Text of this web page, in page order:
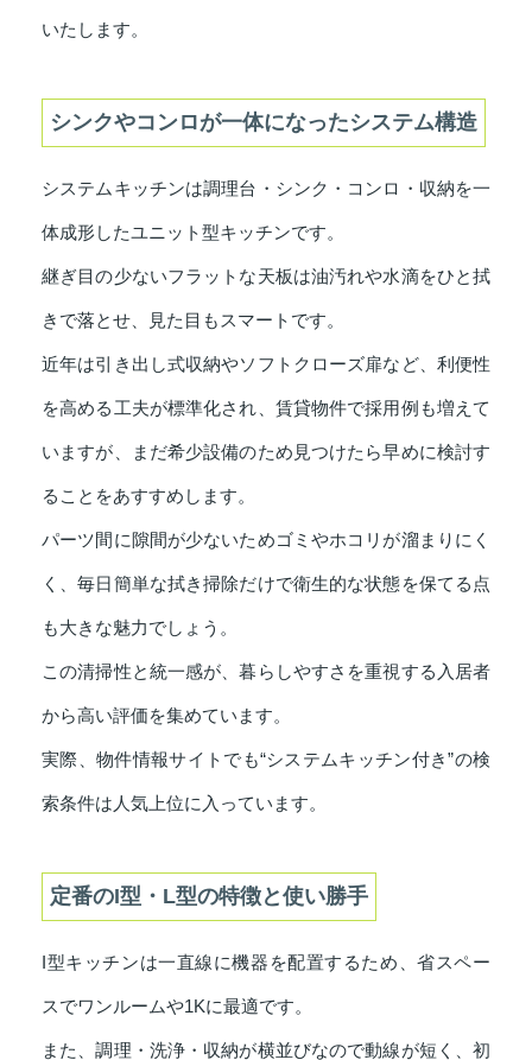
いたします。
シンクやコンロが一体になったシステム構造
システムキッチンは調理台・シンク・コンロ・収納を一
体成形したユニット型キッチンです。
継ぎ目の少ないフラットな天板は油汚れや水滴をひと拭
きで落とせ、見た目もスマートです。
近年は引き出し式収納やソフトクローズ扉など、利便性
を高める工夫が標準化され、賃貸物件で採用例も増えて
いますが、まだ希少設備のため見つけたら早めに検討す
ることをあすすめします。
パーツ間に隙間が少ないためゴミやホコリが溜まりにく
く、毎日簡単な拭き掃除だけで衛生的な状態を保てる点
も大きな魅力でしょう。
この清掃性と統一感が、暮らしやすさを重視する入居者
から高い評価を集めています。
実際、物件情報サイトでも“システムキッチン付き”の検
索条件は人気上位に入っています。
定番のI型・L型の特徴と使い勝手
I型キッチンは一直線に機器を配置するため、省スペー
スでワンルームや1Kに最適です。
また、調理・洗浄・収納が横並びなので動線が短く、初